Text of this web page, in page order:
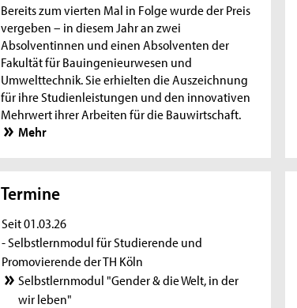
Bereits zum vierten Mal in Folge wurde der Preis
vergeben – in diesem Jahr an zwei
Absolventinnen und einen Absolventen der
Fakultät für Bauingenieurwesen und
Umwelttechnik. Sie erhielten die Auszeichnung
für ihre Studienleistungen und den innovativen
Mehrwert ihrer Arbeiten für die Bauwirtschaft.
Mehr
Termine
Seit 01.03.26
- Selbstlernmodul für Studierende und
Promovierende der TH Köln
Selbstlernmodul "Gender & die Welt, in der
wir leben"